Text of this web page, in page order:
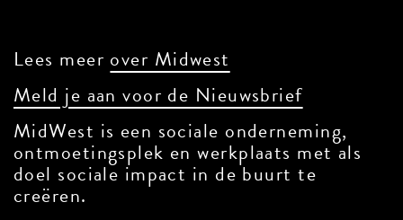
Lees meer over Midwest
Meld je aan voor de Nieuwsbrief
MidWest is een sociale onderneming,
ontmoetingsplek en werkplaats met als
doel sociale impact in de buurt te
creëren.